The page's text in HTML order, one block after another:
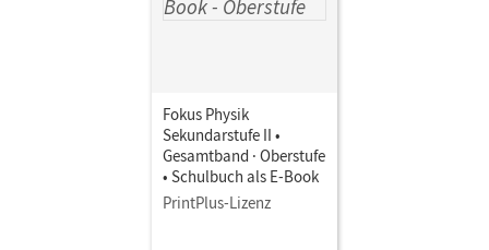
Fokus Physik
Sekundarstufe II •
Gesamtband · Oberstufe
• Schulbuch als E-Book
PrintPlus-Lizenz